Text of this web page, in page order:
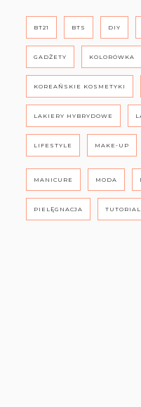
BT21 BTS DIY
GADŻETY KOLORÓWKA
KOREAŃSKIE KOSMETYKI
LAKIERY HYBRYDOWE
LIFESTYLE MAKE-UP
MANICURE MODA
PIELĘGNACJA TUTORIAL